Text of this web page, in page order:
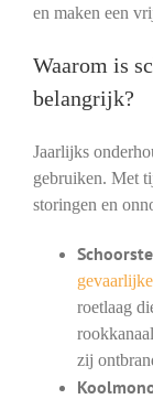
en maken een
Waarom is
belangrijk?
Jaarlijks
gebruiken. Met
storingen en
roetlaag
zij